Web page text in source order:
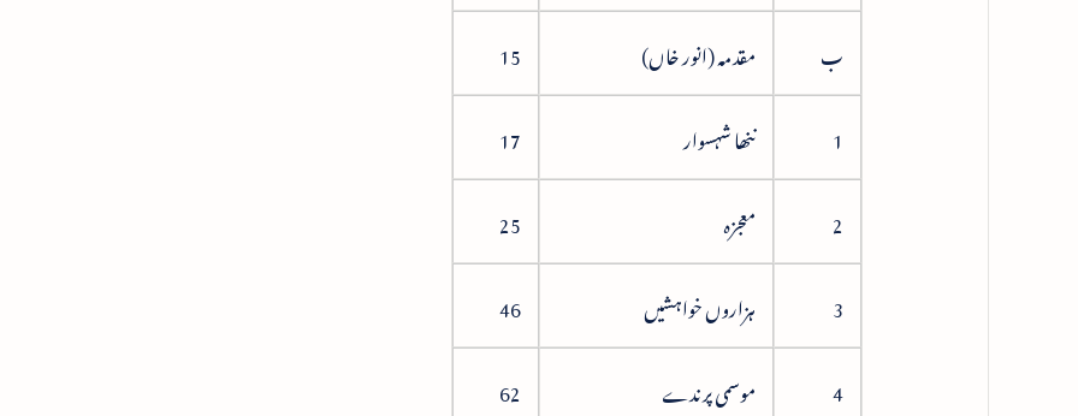
ب
مقدمہ (انور خاں)
15
1
ننھا شہسوار
17
2
معجزہ
25
3
ہزاروں خواہشیں
46
4
موسمی پرندے
62